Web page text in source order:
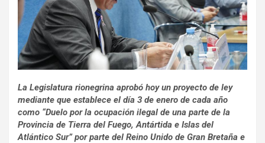
La Legislatura rionegrina aprobó hoy un proyecto de ley
mediante que establece el día 3 de enero de cada año
como “Duelo por la ocupación ilegal de una parte de la
Provincia de Tierra del Fuego, Antártida e Islas del
Atlántico Sur” por parte del Reino Unido de Gran Bretaña e